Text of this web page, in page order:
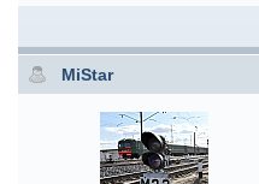
MiStar